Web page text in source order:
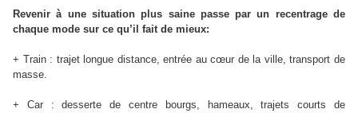
Revenir à une situation plus saine passe par un recentrage de
chaque mode sur ce qu’il fait de mieux:
+ Train : trajet longue distance, entrée au cœur de la ville, transport de
masse.
+ Car : desserte de centre bourgs, hameaux, trajets courts de